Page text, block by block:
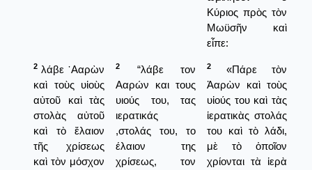
Κύριος πρὸς τὸν
Μωϋσῆν καὶ
εἶπε:
2 λάβε ᾿Ααρὼν
καὶ τοὺς υἱοὺς
αὐτοῦ καὶ τὰς
στολὰς αὐτοῦ
καὶ τὸ ἔλαιον
τῆς χρίσεως
καὶ τὸν μόσχον
2
“λάβε τον
Ααρών και τους
υιούς του, τας
ιερατικάς
,στολάς του, το
έλαιον της
χρίσεως, τον
2
«Πάρε τὸν
Ἀαρὼν καὶ τοὺς
υἱούς του καὶ τὰς
ἱερατικὰς στολάς
του καὶ τὸ λάδι,
μὲ τὸ ὁποῖον
χρίονται τὰ ἱερὰ